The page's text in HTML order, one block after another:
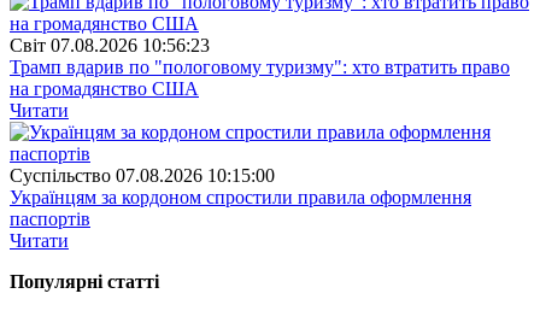
Свiт 07.08.2026 10:56:23
Трамп вдарив по "пологовому туризму": хто втратить право
на громадянство США
Читати
Суспiльство 07.08.2026 10:15:00
Українцям за кордоном спростили правила оформлення
паспортів
Читати
Популярнi статтi